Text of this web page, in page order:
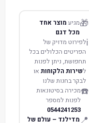
🎁מגיע מוצר אחד
מכל דגם
ℹ️לפירוט מדויק של
הפריטים הכלולים בכל
תחפושת, ניתן לפנות
לשירות הלקוחות או
לבקר בחנות שלנו
☎️מכירה בסיטונאות
לפנות למספר
0544241253
📍 מדילנד – עולם של